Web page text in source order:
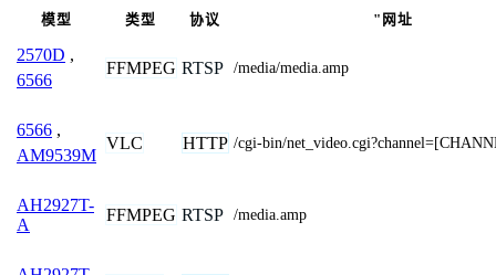
模型 类型 协议 "网址
2570D ,
6566
FFMPEG RTSP /media/media.amp
6566 ,
AM9539M
VLC HTTP /cgi-bin/
AH2927T-
A
FFMPEG RTSP /media.amp